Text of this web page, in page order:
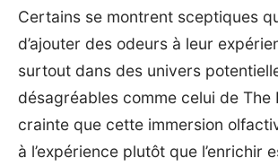
Certains se montrent sceptiques
d’ajouter des odeurs à leur
surtout dans des univers
désagréables comme celui de The
crainte que cette immersion
à l’expérience plutôt que l’enrichir